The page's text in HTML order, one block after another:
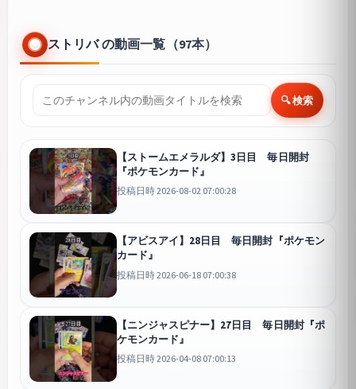
ストリバ の動画一覧（97本）
🔍 検索
【ストームエメラルダ】3日目 毎日開封
『ポケモンカード』
投稿日時 2026-08-02 07:00:28
【アビスアイ】28日目 毎日開封『ポケモン
カード』
投稿日時 2026-06-18 07:00:38
【ニンジャスピナー】27日目 毎日開封『ポ
ケモンカード』
投稿日時 2026-04-08 07:00:13